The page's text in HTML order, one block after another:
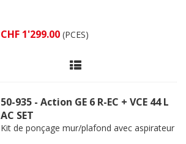
CHF 1'299.00 (PCES)
50-935 - Action GE 6 R-EC + VCE 44 L
AC SET
Kit de ponçage mur/plafond avec aspirateur